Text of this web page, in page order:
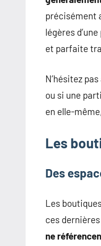
précisément
légères
et parfaite
N’hésitez
ou si une
en elle-
Les
Des
Les
ces
ne